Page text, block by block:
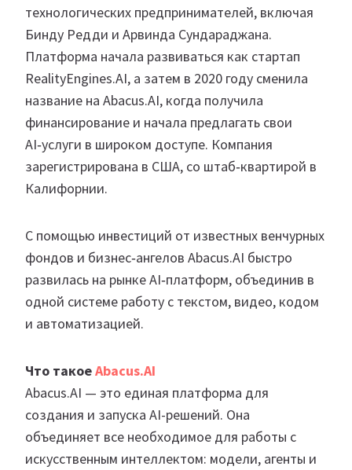
технологических предпринимателей, включая
Бинду Редди и Арвинда Сундараджана.
Платформа начала развиваться как стартап
RealityEngines.AI, а затем в 2020 году сменила
название на Abacus.AI, когда получила
финансирование и начала предлагать свои
AI‑услуги в широком доступе. Компания
зарегистрирована в США, со штаб‑квартирой в
Калифорнии.
С помощью инвестиций от известных венчурных
фондов и бизнес‑ангелов Abacus.AI быстро
развилась на рынке AI‑платформ, объединив в
одной системе работу с текстом, видео, кодом
и автоматизацией.
Что такоеAbacus.AI
Abacus.AI — это единая платформа для
создания и запуска AI-решений. Она
объединяет все необходимое для работы с
искусственным интеллектом: модели, агенты и